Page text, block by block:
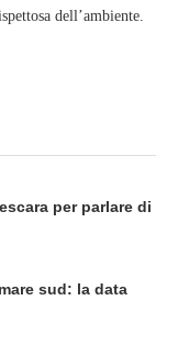
dell’ambiente.
per parlare di
sud: la data